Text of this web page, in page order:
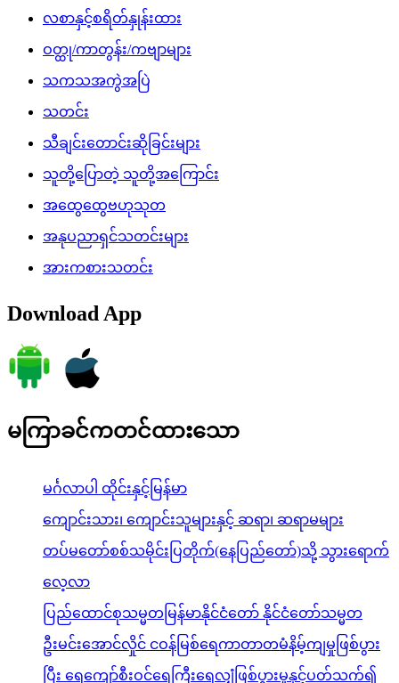
လစာနှင့်စရိတ်နှုန်းထား
ဝတ္ထု/ကာတွန်း/ကဗျာများ
သကသအကွဲအပြဲ
သတင်း
သီချင်းတောင်းဆိုခြင်းများ
သူတို့ပြောတဲ့ သူတို့အကြောင်း
အထွေထွေဗဟုသုတ
အနုပညာရှင်သတင်းများ
အားကစားသတင်း
Download App
မကြာခင်ကတင်ထားသော
မင်္ဂလာပါ ထိုင်းနှင့်မြန်မာ
ကျောင်းသား၊ ကျောင်းသူများနှင့် ဆရာ၊ ဆရာမများ
တပ်မတော်စစ်သမိုင်းပြတိုက်(နေပြည်တော်)သို့ သွားရောက်
လေ့လာ
ပြည်ထောင်စုသမ္မတမြန်မာနိုင်ငံတော် နိုင်ငံတော်သမ္မတ
ဦးမင်းအောင်လှိုင် ငဝန်မြစ်ရေကာတာတမံနိမ့်ကျမှုဖြစ်ပွား
ပြီး ရေကျော်စီးဝင်ရေကြီးရေလျှံဖြစ်ပွားမှုနှင့်ပတ်သက်၍